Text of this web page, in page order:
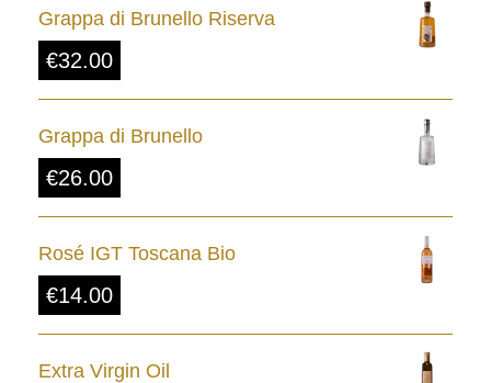
Grappa di Brunello Riserva
€32.00
Grappa di Brunello
€26.00
Rosé IGT Toscana Bio
€14.00
Extra Virgin Oil